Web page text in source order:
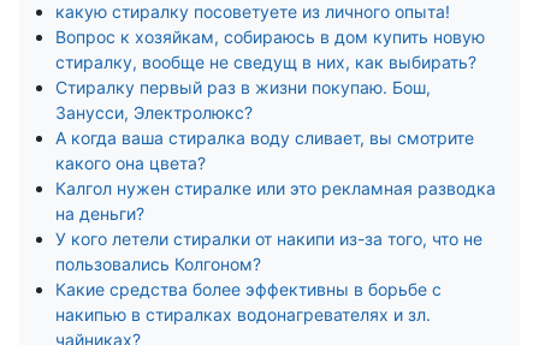
какую стиралку посоветуете из личного опыта!
Вопрос к хозяйкам, собираюсь в дом купить новую
стиралку, вообще не сведущ в них, как выбирать?
Стиралку первый раз в жизни покупаю. Бош,
Занусси, Электролюкс?
А когда ваша стиралка воду сливает, вы смотрите
какого она цвета?
Калгол нужен стиралке или это рекламная разводка
на деньги?
У кого летели стиралки от накипи из-за того, что не
пользовались Колгоном?
Какие средства более эффективны в борьбе с
накипью в стиралках водонагревателях и зл.
чайниках?